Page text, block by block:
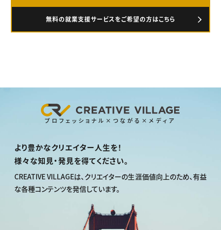
無料の就業支援サービスをご希望の方はこちら
プロフェッショナル×つながる×メディア
より豊かなクリエイター人生を！
様々な知見・発見を得てください。
CREATIVE VILLAGEは、クリエイターの生涯価値向上のため、有益
な各種コンテンツを発信しています。